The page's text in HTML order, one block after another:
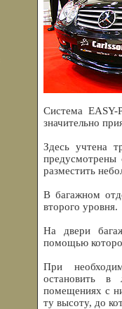
Система EASY-
значительно
Здесь учтена
разместить
В багажном
второго уровня.
На двери
помощью
При
остановить в
помещениях с
ту высоту, до